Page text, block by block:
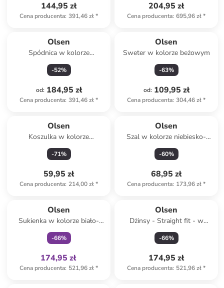
144,95 zł
Cena producenta: 391,46 zł*
204,95 zł
Cena producenta: 695,96 zł*
Olsen
Spódnica w kolorze
niebieskim
-52%
od: 184,95 zł
Cena producenta: 391,46 zł*
Olsen
Sweter w kolorze beżowym
-63%
od: 109,95 zł
Cena producenta: 304,46 zł*
Olsen
Koszulka w kolorze
kremowym
-71%
59,95 zł
Cena producenta: 214,00 zł*
Olsen
Szal w kolorze niebiesko-
kremowym
-60%
68,95 zł
Cena producenta: 173,96 zł*
Olsen
Sukienka w kolorze biało-
czarnym
-66%
174,95 zł
Cena producenta: 521,96 zł*
Olsen
Dżinsy - Straight fit - w
kolorze niebieskim
-66%
174,95 zł
Cena producenta: 521,96 zł*